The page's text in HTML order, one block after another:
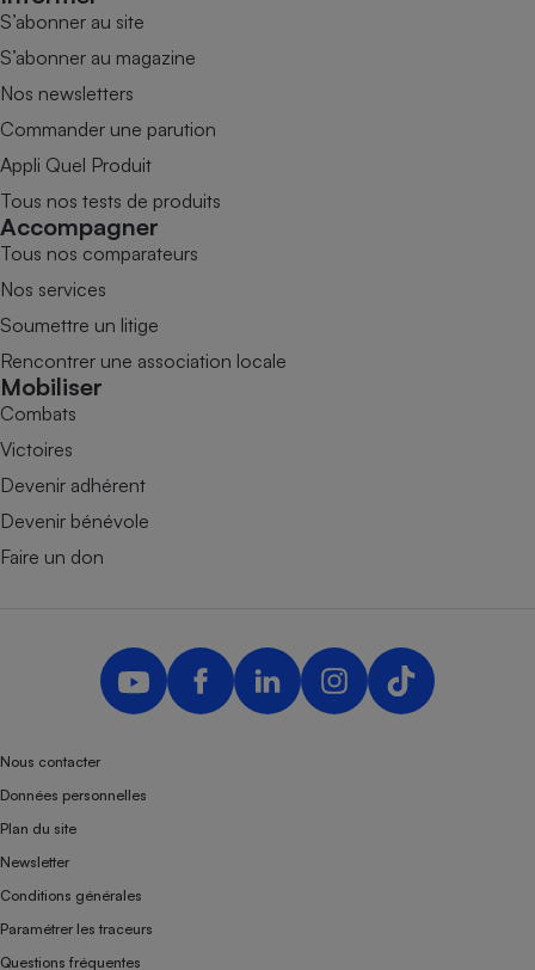
S’abonner au site
S’abonner au magazine
Nos newsletters
Commander une parution
Appli Quel Produit
Tous nos tests de produits
Accompagner
Tous nos comparateurs
Nos services
Soumettre un litige
Rencontrer une association locale
Mobiliser
Combats
Victoires
Devenir adhérent
Devenir bénévole
Faire un don
Nous contacter
Données personnelles
Plan du site
Newsletter
Conditions générales
Paramétrer les traceurs
Questions fréquentes